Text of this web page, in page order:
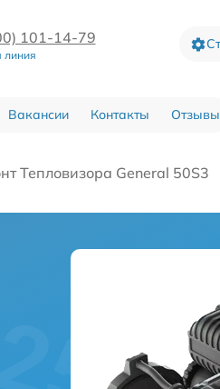
101-14-79
линия
Вакансии Контакты Отзывы
Тепловизора General 50S3